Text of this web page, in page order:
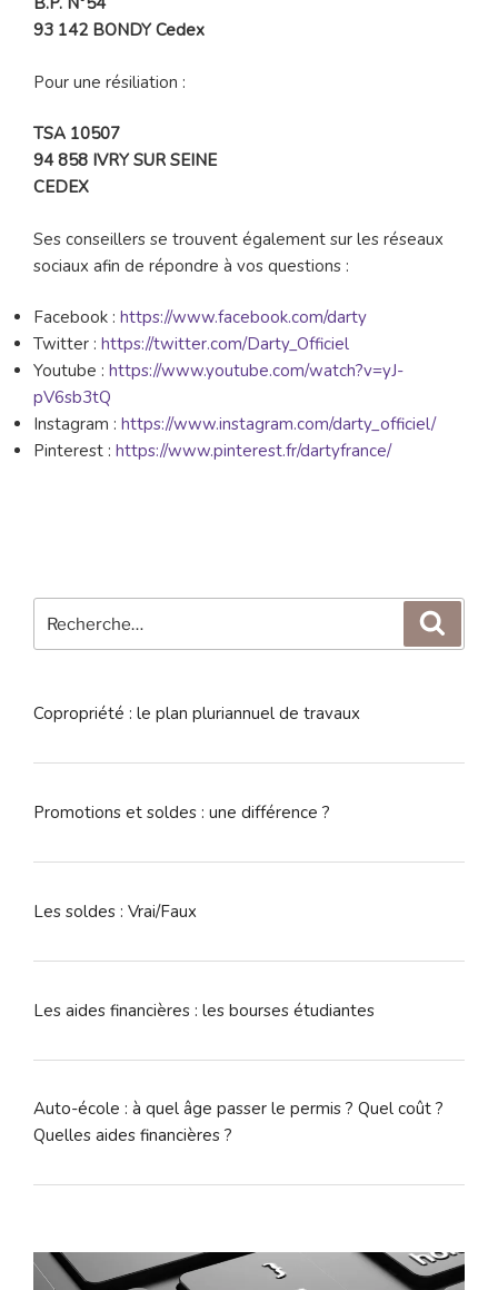
93 142 BONDY Cedex
Pour une résiliation :
TSA 10507
94 858 IVRY SUR SEINE
CEDEX
Ses conseillers se trouvent également sur les réseaux
sociaux afin de répondre à vos questions :
Facebook : https://www.facebook.com/darty
Twitter : https://twitter.com/Darty_Officiel
Youtube : https://www.youtube.com/watch?v=yJ-
pV6sb3tQ
Instagram : https://www.instagram.com/darty_officiel/
Pinterest : https://www.pinterest.fr/dartyfrance/
pour
Copropriété : le plan pluriannuel de travaux
Promotions et soldes : une différence ?
Les soldes : Vrai/Faux
Les aides financières : les bourses étudiantes
Auto-école : à quel âge passer le permis ? Quel coût ?
Quelles aides financières ?